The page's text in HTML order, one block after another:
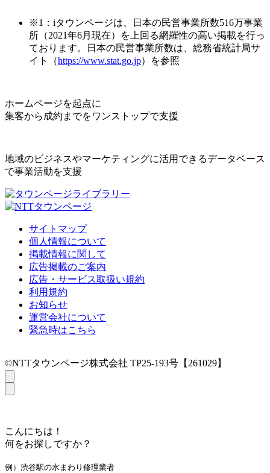
※1：iタウンページは、日本の民営事業所数516万事業
所（2021年6月現在）を上回る網羅性の高い掲載を行っ
ております。日本の民営事業所数は、総務省統計局サ
イト（https://www.stat.go.jp）を参照
ホームページを起点に
集客から成約までをワンストップで支援
地域のビジネスやマーケティングに活用できるデータベース
で事業活動を支援
サイトマップ
個人情報について
掲載情報に関して
広告掲載のご案内
広告・サービス取扱い規約
利用規約
お知らせ
運営会社について
緊急時はこちら
©NTTタウンページ株式会社 TP25-193号【261029】
こんにちは！
何をお探しですか？
例）渋谷駅の水まわり修理業者